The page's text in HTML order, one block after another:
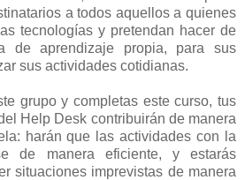
a todos aquellos a quienes
tecnologías y pretendan hacer de
de aprendizaje propia, para sus
sus actividades cotidianas.
grupo y completas este curso, tus
Help Desk contribuirán de manera
harán que las actividades con la
de manera eficiente, y estarás
situaciones imprevistas de manera